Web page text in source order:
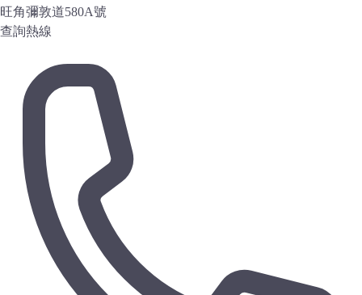
旺角彌敦道580A號
查詢熱線